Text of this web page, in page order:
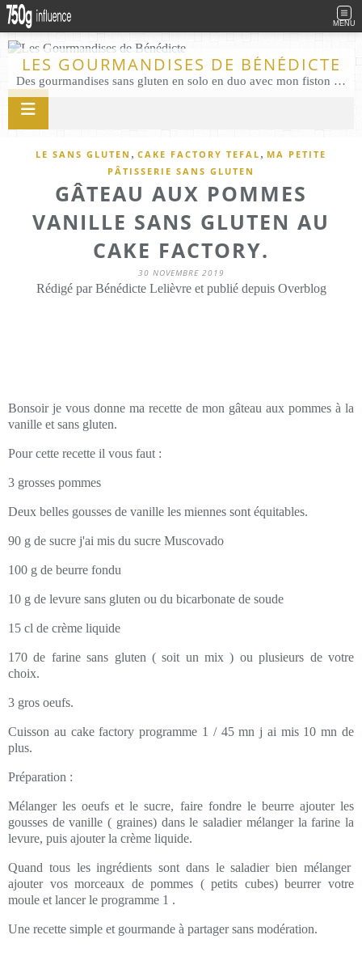
MENU
LES GOURMANDISES DE BÉNÉDICTE
Des gourmandises sans gluten en solo en duo avec mon fiston . Salé comme Sucré sans gluten éco responsable Les Gourmandises de Bénédicte gâteau produits locaux
LE SANS GLUTEN , CAKE FACTORY TEFAL , MA PETITE
PÂTISSERIE SANS GLUTEN
GÂTEAU AUX POMMES
VANILLE SANS GLUTEN AU
CAKE FACTORY.
30 NOVEMBRE 2019
Rédigé par Bénédicte Lelièvre et publié depuis Overblog
Bonsoir je vous donne ma recette de mon gâteau aux pommes à la
vanille et sans gluten.
Pour cette recette il vous faut :
3 grosses pommes
Deux belles gousses de vanille les miennes sont équitables.
90 g de sucre j'ai mis du sucre Muscovado
100 g de beurre fondu
10 g de levure sans gluten ou du bicarbonate de soude
15 cl de crème liquide
170 de farine sans gluten ( soit un mix ) ou plusieurs de votre
choix.
3 gros oeufs.
Cuisson au cake factory programme 1 / 45 mn j ai mis 10 mn de
plus.
Préparation :
Mélanger les oeufs et le sucre, faire fondre le beurre ajouter les
gousses de vanille ( graines) dans le saladier mélanger la farine la
levure, puis ajouter la crème liquide.
Quand tous les ingrédients sont dans le saladier bien mélanger
ajouter vos morceaux de pommes ( petits cubes) beurrer votre
moule et lancer le programme 1 .
Une recette simple et gourmande à partager sans modération.